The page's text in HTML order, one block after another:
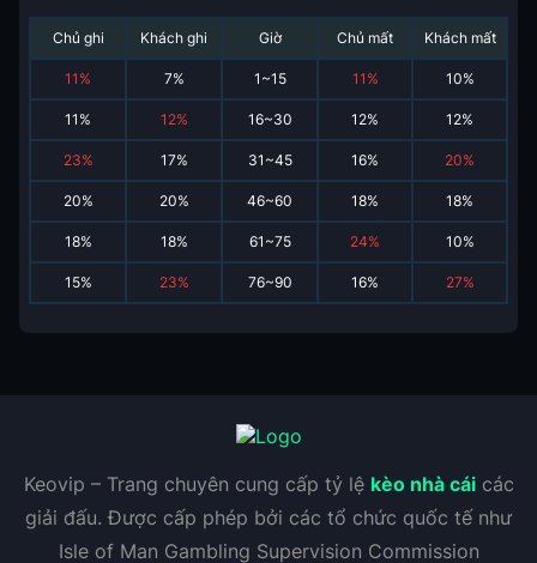
Chủ ghi Khách ghi Giờ Chủ mất Khách mất
11 % 7% 1~15 11 % 10%
11 % 12% 16~30 12% 12%
23% 17% 31~45 16% 20%
20% 20% 46~60 18% 18%
18% 18% 61~75 24% 10%
15% 23% 76~90 16% 27%
Keovip – Trang chuyên cung cấp tỷ lệ kèo nhà cáicác
giải đấu. Được cấp phép bởi các tổ chức quốc tế như
Isle of Man Gambling Supervision Commission